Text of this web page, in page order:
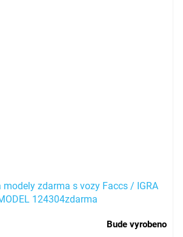
modely zdarma s vozy Faccs / IGRA
124304zdarma
Bude vyrobeno